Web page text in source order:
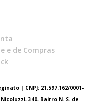
e de Compras
| CNPJ: 21.597.162/0001-
340, Bairro N. S. de